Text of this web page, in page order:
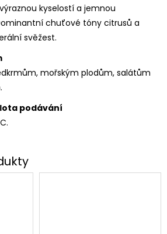
kyselostí a jemnou
chuťové tóny citrusů a
svěžest.
mořským plodům, salátům
podávání